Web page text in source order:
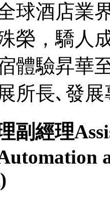
球酒店業
榮，驕人
體驗昇華
所長､發
副經理